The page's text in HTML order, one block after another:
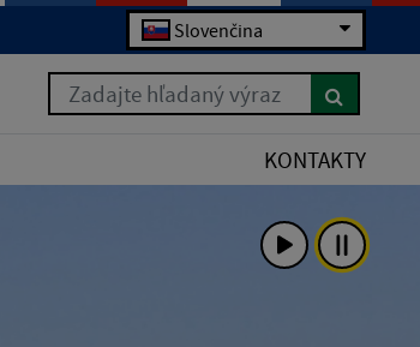
Slovenčina
Zadajte hľadaný výraz
KONTAKTY